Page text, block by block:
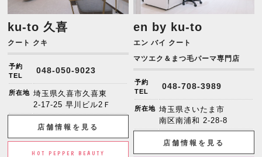
ku-to 久喜
クート クキ
予約
TEL
048-050-9023
所在地 埼玉県久喜市久喜東
2-17-25 早川ビル2Ｆ
店舗情報を見る
HOT PEPPER BEAUTY
en by ku-to
エン バイ クート
マツエク＆まつ毛パーマ専門店
予約
TEL
048-708-3989
所在地 埼玉県さいたま市
南区南浦和 2-28-8
店舗情報を見る